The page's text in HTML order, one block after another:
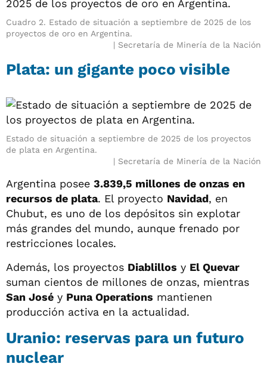
Cuadro 2. Estado de situación a septiembre de 2025 de los
proyectos de oro en Argentina.
Secretaría de Minería de la Nación
Plata: un gigante poco visible
Estado de situación a septiembre de 2025 de los proyectos
de plata en Argentina.
Secretaría de Minería de la Nación
Argentina posee 3.839,5 millones de onzas en
recursos de plata. El proyecto Navidad, en
Chubut, es uno de los depósitos sin explotar
más grandes del mundo, aunque frenado por
restricciones locales.
Además, los proyectos Diablillos y El Quevar
suman cientos de millones de onzas, mientras
San José y Puna Operations mantienen
producción activa en la actualidad.
Uranio: reservas para un futuro
nuclear